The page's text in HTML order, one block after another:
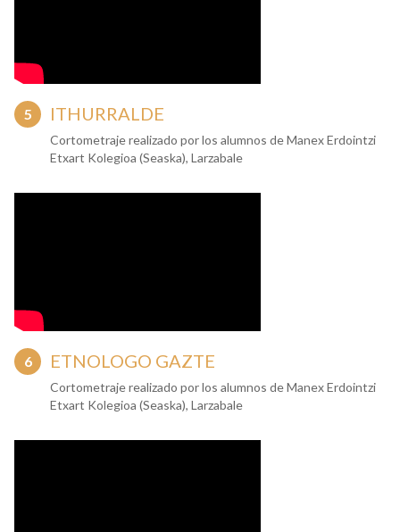
ITHURRALDE
Cortometraje realizado por los alumnos de Manex Erdointzi
Etxart Kolegioa (Seaska), Larzabale
ETNOLOGO GAZTE
Cortometraje realizado por los alumnos de Manex Erdointzi
Etxart Kolegioa (Seaska), Larzabale